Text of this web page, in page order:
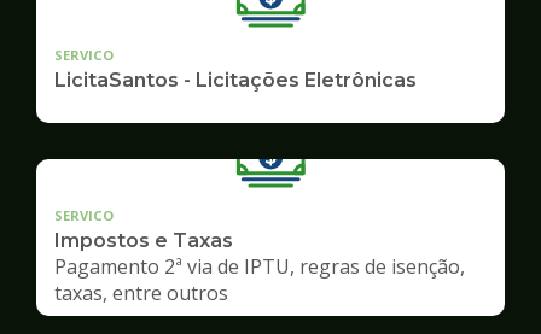
SERVICO
LicitaSantos - Licitações Eletrônicas
SERVICO
Impostos e Taxas
Pagamento 2ª via de IPTU, regras de isenção,
taxas, entre outros